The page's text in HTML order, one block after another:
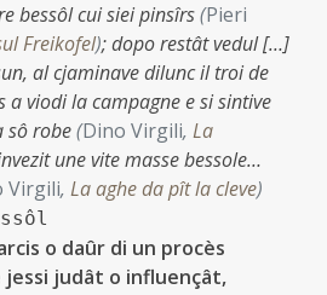
bessôl cui siei pinsîrs(Pieri
Freikofel);dopo restât vedul […]
al cjaminave dilunc il troi de
a viodi la campagne e si sintive
sô robe(Dino Virgili, La
une vite masse bessole…
Virgili, La aghe da pît la cleve)
o daûr di un procès
jessi judât o influençât,